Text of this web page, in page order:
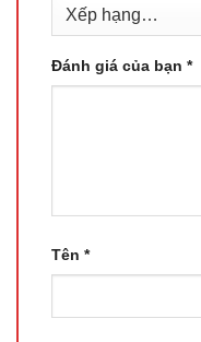
Đánh giá của bạn *
Tên *